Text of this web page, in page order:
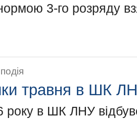
3-го розряду
подія
травня в ШК
року в ШК ЛНУ